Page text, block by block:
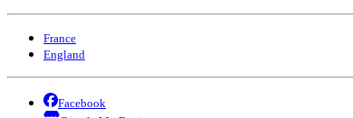
France
England
Facebook